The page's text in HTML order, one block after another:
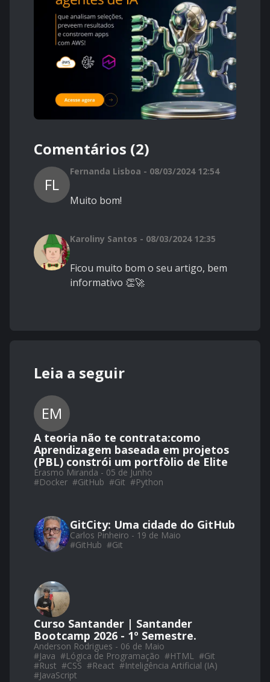
Comentários (2)
FL
Fernanda Lisboa - 08/03/2024 12:54
Muito bom!
Karoliny Santos - 08/03/2024 12:35
Ficou muito bom o seu artigo, bem
informativo 👏🚀
Leia a seguir
EM
A teoria não te contrata:como
Aprendizagem baseada em projetos
(PBL) constrói um portfòlio de Elite
Erasmo Miranda - 05 de Junho
#Docker #GitHub #Git #Python
GitCity: Uma cidade do GitHub
Carlos Pinheiro - 19 de Maio
#GitHub #Git
Curso Santander | Santander
Bootcamp 2026 - 1º Semestre.
Anderson Rodrigues - 06 de Maio
#Java #Lógica de Programação #HTML #Git
#Rust #CSS #React #Inteligência Artificial (IA)
#JavaScript